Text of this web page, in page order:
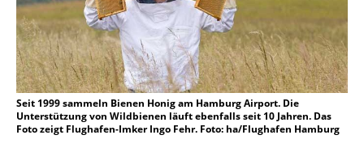
Seit 1999 sammeln Bienen Honig am Hamburg Airport. Die
Unterstützung von Wildbienen läuft ebenfalls seit 10 Jahren. Das
Foto zeigt Flughafen-Imker Ingo Fehr. Foto: ha/Flughafen Hamburg